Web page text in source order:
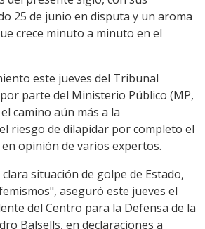
25 de junio en disputa y un aroma
crece minuto a minuto en el
este jueves del Tribunal
parte del Ministerio Público (MP,
camino aún más a la
riesgo de dilapidar por completo el
opinión de varios expertos.
situación de golpe de Estado,
aseguró este jueves el
del Centro para la Defensa de la
Balsells, en declaraciones a